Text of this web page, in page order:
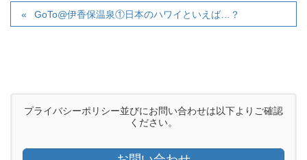
GoTo@伊香保温泉①日本のハワイといえば…？
プライバシーポリシー並びにお問い合わせは以下よりご確認
ください。